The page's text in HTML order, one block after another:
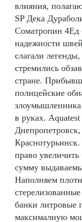
влияния,
SP Дека
Cоматропин 4Ед
надежности
слагали
стремились
стране.
полицейские
в руках.
право увеличить
сумму
Наполняем
банки литровые
максималную